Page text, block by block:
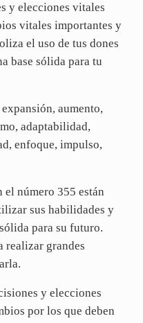
y elecciones vitales
vitales importantes y
el uso de tus dones
base sólida para tu
aumento,
adaptabilidad,
enfoque, impulso,
el número 355 están
sus habilidades y
para su futuro.
realizar grandes
y elecciones
por los que deben